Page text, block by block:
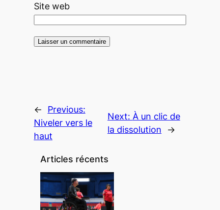
Site web
←
Previous:
Niveler vers le
haut
Next: À un clic de
la dissolution
→
Articles récents